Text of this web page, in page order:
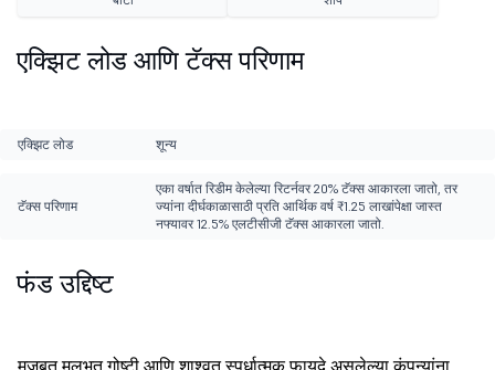
एक्झिट लोड आणि टॅक्स परिणाम
एक्झिट लोड शून्य
टॅक्स परिणाम
एका वर्षात रिडीम केलेल्या रिटर्नवर 20% टॅक्स आकारला जातो, तर
ज्यांना दीर्घकाळासाठी प्रति आर्थिक वर्ष ₹1.25 लाखांपेक्षा जास्त
नफ्यावर 12.5% एलटीसीजी टॅक्स आकारला जातो.
फंड उद्दिष्ट